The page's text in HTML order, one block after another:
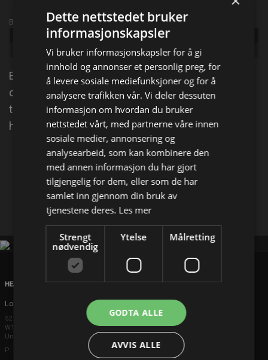
Broadcast info
2012
Action, Komedie
Et romvesen rømmer fra et høysikkerhetsfengsel,
og det er opp til Agent J å fange det. J må reise
tilbake i tid, der han finner en ung Agent K som
hjelper ham med oppdraget.
Facebook X
HEAD OFFICE
London
52 Brook Street
W1K 5DS London
United Kingdom
P: +44 203 608 8181
Dette nettstedet bruker
informasjonskapsler
Vi bruker informasjonskapsler for å gi
innhold og annonser et personlig preg, for
å levere sosiale mediefunksjoner og for å
analysere trafikken vår. Vi deler dessuten
informasjon om hvordan du bruker
nettstedet vårt, med partnerne våre innen
sosiale medier, annonsering og
analysearbeid, som kan kombinere den
med annen informasjon du har gjort
tilgjengelig for dem, eller som de har
samlet inn gjennom din bruk av
tjenestene deres. Les mer
Strengt
nødvendig
Ytelse Målretting
GODTA ALLE
AVVIS ALLE